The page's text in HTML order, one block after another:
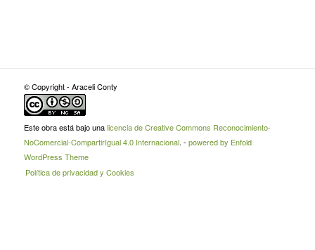
© Copyright - Araceli Conty
Este obra está bajo unalicencia de Creative Commons Reconocimiento-
NoComercial-CompartirIgual 4.0 Internacional. - powered by Enfold
WordPress Theme
Política de privacidad y Cookies